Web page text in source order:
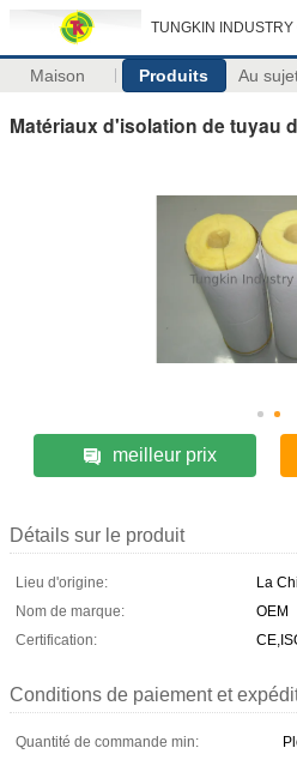
TUNGKIN INDUSTRY
Maison Produits Au
Matériaux d'isolation de tuyau
meilleur prix
Détails sur le produit
Lieu d'origine:
La
Nom de marque:
OEM
Certification:
Conditions de paiement et
Quantité de commande min: